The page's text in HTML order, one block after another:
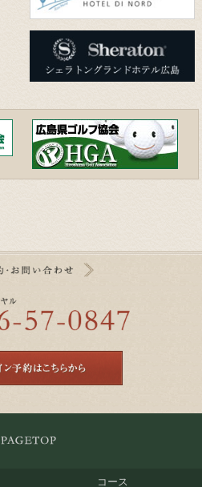
コース